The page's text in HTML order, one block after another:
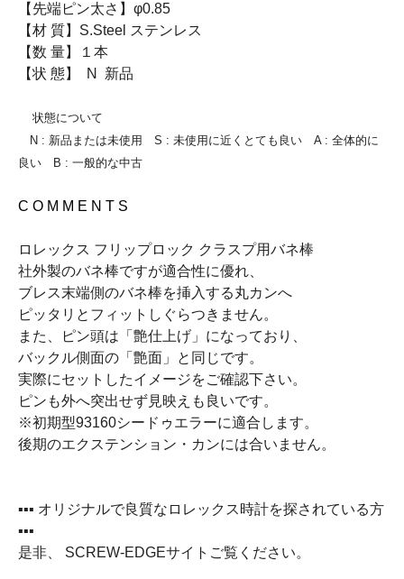
【先端ピン太さ】φ0.85
【材 質】S.Steel ステンレス
【数 量】１本
【状 態】 N 新品
状態について
N : 新品または未使用 S : 未使用に近くとても良い A : 全体的に
良い B : 一般的な中古
C O M M E N T S
ロレックス フリップロック クラスプ用バネ棒
社外製のバネ棒ですが適合性に優れ、
ブレス末端側のバネ棒を挿入する丸カンへ
ピッタリとフィットしぐらつきません。
また、ピン頭は「艶仕上げ」になっており、
バックル側面の「艶面」と同じです。
実際にセットしたイメージをご確認下さい。
ピンも外へ突出せず見映えも良いです。
※初期型93160シードゥエラーに適合します。
後期のエクステンション・カンには合いません。
▪▪▪ オリジナルで良質なロレックス時計を探されている方
▪▪▪
是非、 SCREW-EDGEサイトご覧ください。